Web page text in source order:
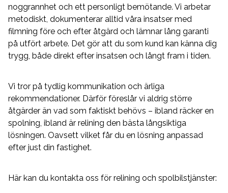
noggrannhet och ett personligt bemötande. Vi arbetar
metodiskt, dokumenterar alltid våra insatser med
filmning före och efter åtgärd och lämnar lång garanti
på utfört arbete. Det gör att du som kund kan känna dig
trygg, både direkt efter insatsen och långt fram i tiden.
Vi tror på tydlig kommunikation och ärliga
rekommendationer. Därför föreslår vi aldrig större
åtgärder än vad som faktiskt behövs – ibland räcker en
spolning, ibland är relining den bästa långsiktiga
lösningen. Oavsett vilket får du en lösning anpassad
efter just din fastighet.
Här kan du kontakta oss för relining och spolbilstjänster: